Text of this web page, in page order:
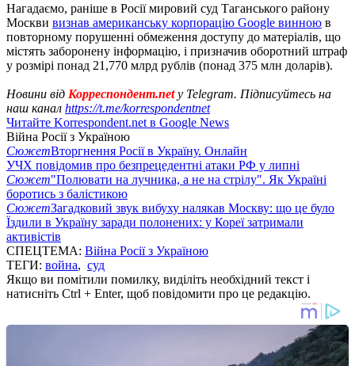
Нагадаємо, раніше в Росії мировий суд Таганського району
Москви визнав американську корпорацію Google винною в
повторному порушенні обмеження доступу до матеріалів, що
містять заборонену інформацію, і призначив оборотний штраф
у розмірі понад 21,770 млрд рублів (понад 375 млн доларів).
Новини від Корреспондент.netу Telegram. Підписуйтесь на
наш канал https://t.me/korrespondentnet
Читайте Korrespondent.net в Google News
Війна Росії з Україною
СюжетВторгнення Росії в Україну. Онлайн
УЧХ повідомив про безпрецедентні атаки РФ у липні
Сюжет"Полювати на лучника, а не на стрілу". Як Україні
боротись з балістикою
СюжетЗагадковий звук вибуху налякав Москву: що це було
Їздили в Україну заради полонених: у Кореї затримали
активістів
СПЕЦТЕМА: Війна Росії з Україною
ТЕГИ: война, суд
Якщо ви помітили помилку, виділіть необхідний текст і
натисніть Ctrl + Enter, щоб повідомити про це редакцію.